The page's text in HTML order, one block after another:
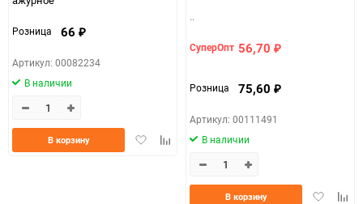
Розница 66 ₽
Артикул: 00082234
В наличии
ДобавитьДобавить
сравнению
В корзину
..
СуперОпт 56,70 ₽
Розница 75,60 ₽
Артикул: 00111491
В наличии
Добавить
В корзину